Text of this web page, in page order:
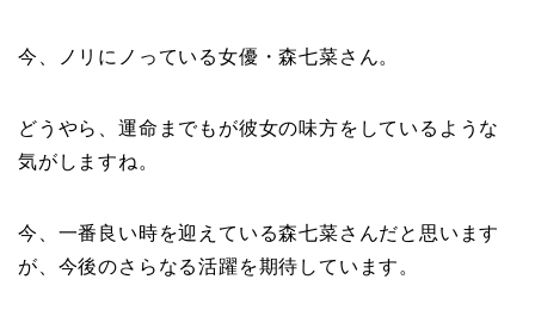
今、ノリにノっている女優・森七菜さん。
どうやら、運命までもが彼女の味方をしているような
気がしますね。
今、一番良い時を迎えている森七菜さんだと思います
が、今後のさらなる活躍を期待しています。